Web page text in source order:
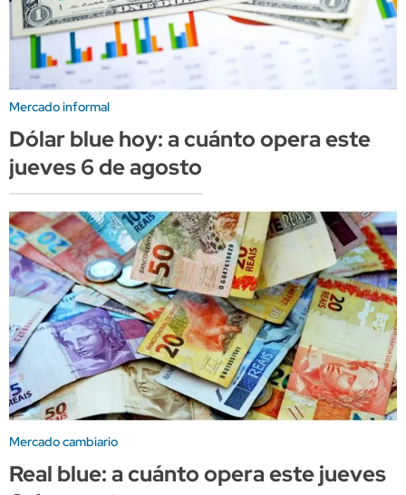
Mercado informal
Dólar blue hoy: a cuánto opera este
jueves 6 de agosto
Mercado cambiario
Real blue: a cuánto opera este jueves